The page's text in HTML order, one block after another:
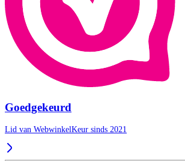
Goedgekeurd
Lid van WebwinkelKeur sinds 2021